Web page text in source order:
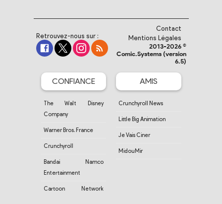
Retrouvez-nous sur :
Contact
Mentions Légales
2013-2026 ©
Comic.Systems (version
6.5)
CONFIANCE
The Walt Disney
Company
Warner Bros. France
Crunchyroll
Bandai Namco
Entertainment
Cartoon Network
AMIS
Crunchyroll News
Little Big Animation
Je Vais Ciner
MidouMir